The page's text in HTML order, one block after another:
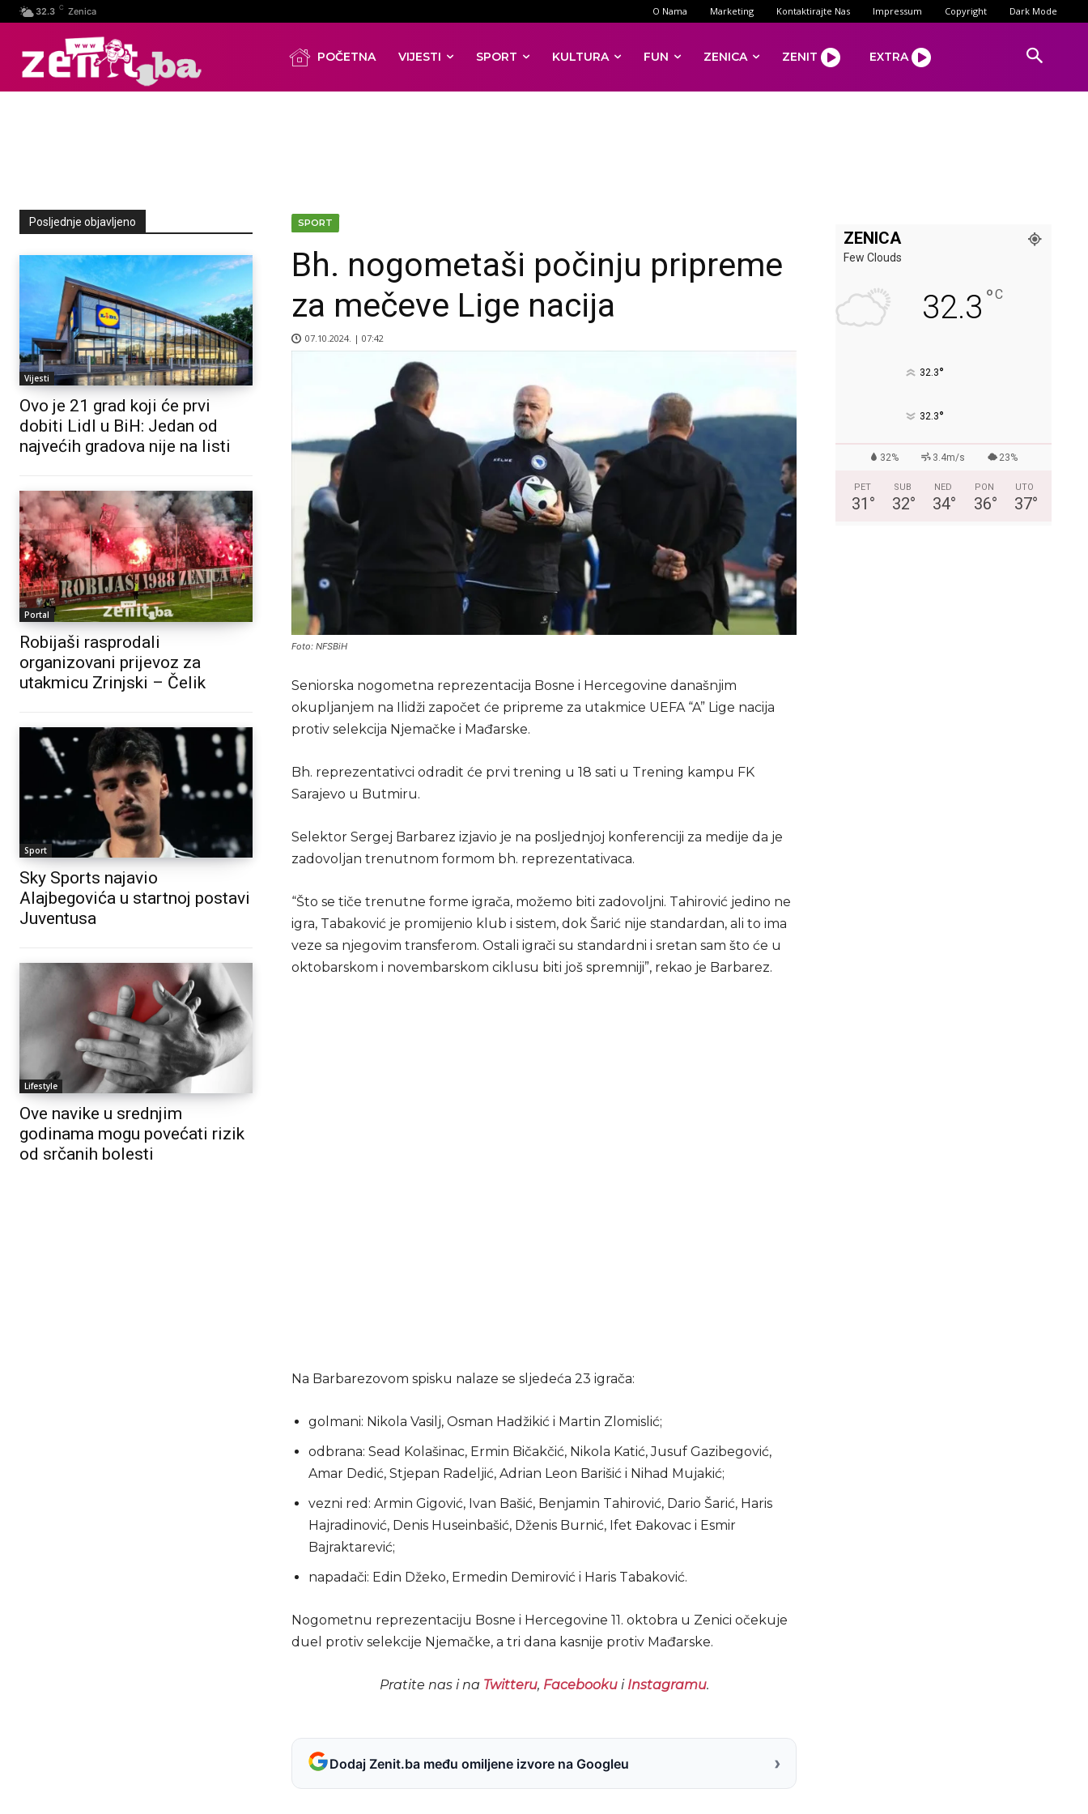
32.3 C Zenica O Nama Marketing Kontaktirajte Nas Impressum Copyright Dark Mode
POČETNA VIJESTI SPORT KULTURA FUN ZENICA ZENIT EXTRA
Posljednje objavljeno
Vijesti
Ovo je 21 grad koji će prvi
dobiti Lidl u BiH: Jedan od
najvećih gradova nije na listi
Portal
Robijaši rasprodali
organizovani prijevoz za
utakmicu Zrinjski – Čelik
Sport
Sky Sports najavio
Alajbegovića u startnoj postavi
Juventusa
Lifestyle
Ove navike u srednjim
godinama mogu povećati rizik
od srčanih bolesti
SPORT
Bh. nogometaši počinju pripreme
za mečeve Lige nacija
07.10.2024. | 07:42
Foto: NFSBiH
Seniorska nogometna reprezentacija Bosne i Hercegovine današnjim
okupljanjem na Ilidži započet će pripreme za utakmice UEFA “A” Lige nacija
protiv selekcija Njemačke i Mađarske.
Bh. reprezentativci odradit će prvi trening u 18 sati u Trening kampu FK
Sarajevo u Butmiru.
Selektor Sergej Barbarez izjavio je na posljednjoj konferenciji za medije da je
zadovoljan trenutnom formom bh. reprezentativaca.
“Što se tiče trenutne forme igrača, možemo biti zadovoljni. Tahirović jedino ne
igra, Tabaković je promijenio klub i sistem, dok Šarić nije standardan, ali to ima
veze sa njegovim transferom. Ostali igrači su standardni i sretan sam što će u
oktobarskom i novembarskom ciklusu biti još spremniji”, rekao je Barbarez.
Na Barbarezovom spisku nalaze se sljedeća 23 igrača:
golmani: Nikola Vasilj, Osman Hadžikić i Martin Zlomislić;
odbrana: Sead Kolašinac, Ermin Bičakčić, Nikola Katić, Jusuf Gazibegović,
Amar Dedić, Stjepan Radeljić, Adrian Leon Barišić i Nihad Mujakić;
vezni red: Armin Gigović, Ivan Bašić, Benjamin Tahirović, Dario Šarić, Haris
Hajradinović, Denis Huseinbašić, Dženis Burnić, Ifet Đakovac i Esmir
Bajraktarević;
napadači: Edin Džeko, Ermedin Demirović i Haris Tabaković.
Nogometnu reprezentaciju Bosne i Hercegovine 11. oktobra u Zenici očekuje
duel protiv selekcije Njemačke, a tri dana kasnije protiv Mađarske.
Pratite nas i na Twitteru, Facebookui Instagramu.
Dodaj Zenit.ba među omiljene izvore na Googleu ›
ZENICA
Few Clouds
32.3 °C
32.3°
32.3°
32% 3.4m/s 23%
PET
31 °
SUB
32°
NED
34°
PON
36°
UTO
37°